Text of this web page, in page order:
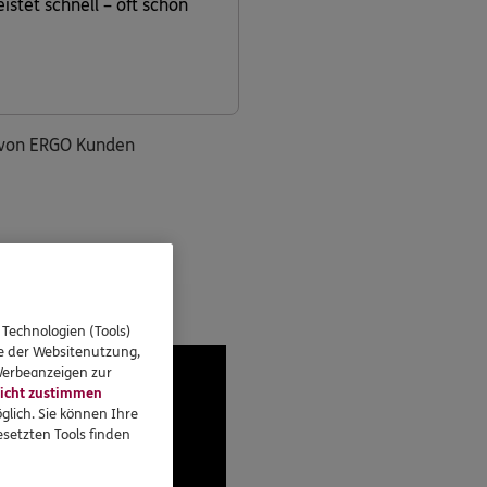
schnell – oft schon
ERGO Kunden
(Tools)
der Websitenutzung,
zur
zustimmen
Sie können Ihre
Tools finden